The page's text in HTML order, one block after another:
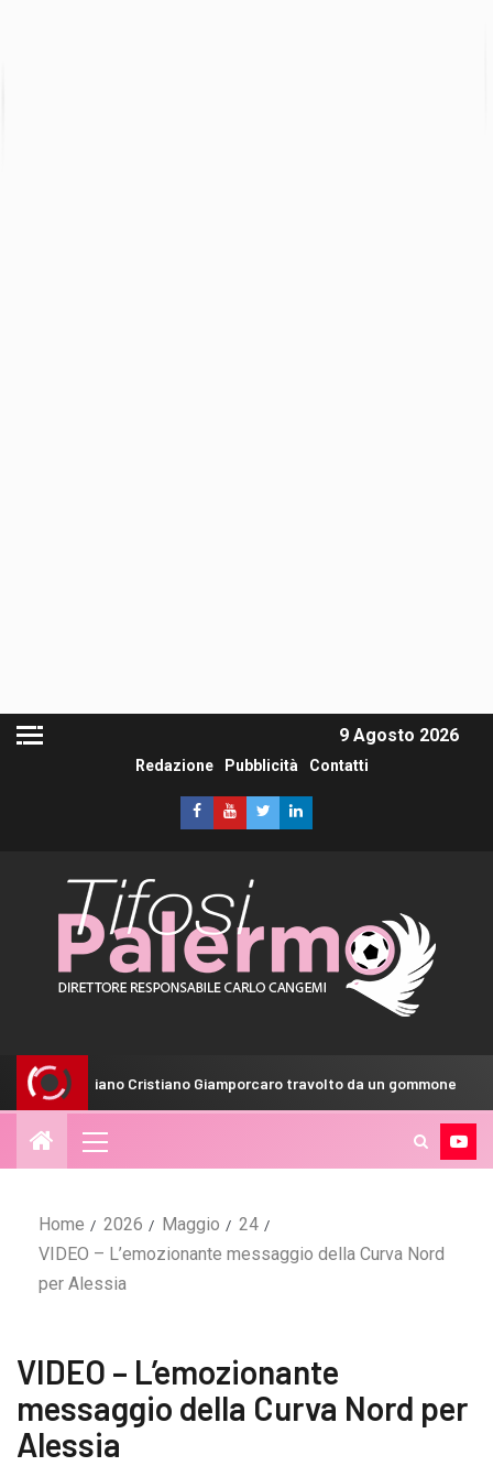
9 Agosto 2026
Redazione Pubblicità Contatti
Giamporcaro travolto da un gommone Maldini:
Home 2026 Maggio
24
VIDEO – L’emozionante messaggio della Curva Nord
per Alessia
VIDEO – L’emozionante
messaggio della Curva Nord per
Alessia